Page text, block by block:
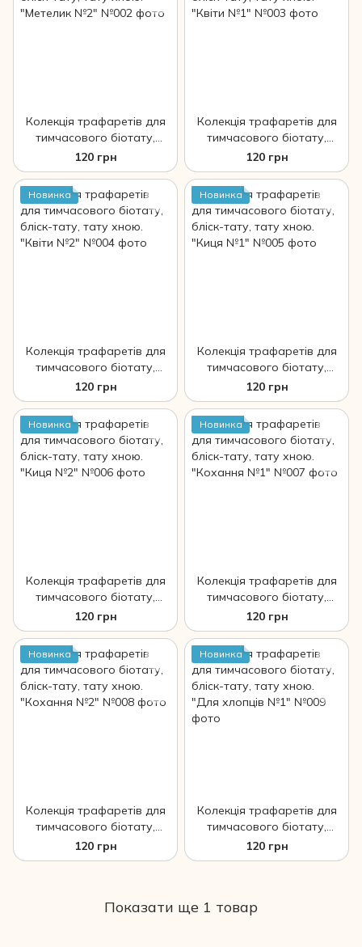
Колекція трафаретів для
тимчасового біотату,
бліск-тату, тату хною.
"Метелик №2"
120 грн
Колекція трафаретів для
тимчасового біотату,
бліск-тату, тату хною.
"Квіти №1"
120 грн
Новинка
Колекція трафаретів для
тимчасового біотату,
бліск-тату, тату хною.
"Квіти №2"
120 грн
Новинка
Колекція трафаретів для
тимчасового біотату,
бліск-тату, тату хною.
"Киця №1"
120 грн
Новинка
Колекція трафаретів для
тимчасового біотату,
бліск-тату, тату хною.
"Киця №2"
120 грн
Новинка
Колекція трафаретів для
тимчасового біотату,
бліск-тату, тату хною.
"Кохання №1"
120 грн
Новинка
Колекція трафаретів для
тимчасового біотату,
бліск-тату, тату хною.
"Кохання №2"
120 грн
Новинка
Колекція трафаретів для
тимчасового біотату,
бліск-тату, тату хною.
"Для хлопців №1"
120 грн
Показати ще 1 товар